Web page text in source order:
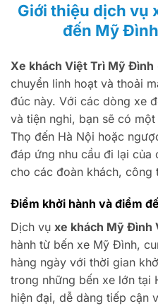
Giới thiệu dịch vụ
đến Mỹ
Xe khách Việt Trì Mỹ Đình
chuyển linh hoạt và thoải
đúc này. Với các dòng xe
và tiện nghi, bạn sẽ có
Thọ đến Hà Nội hoặc
đáp ứng nhu cầu đi lại của
cho các đoàn khách, công
Điểm khởi hành và điểm
Dịch vụ xe khách Mỹ Đình
hành từ bến xe Mỹ Đình,
hàng ngày với thời gian
trong những bến xe lớn tại
hiện đại, dễ dàng tiếp cận